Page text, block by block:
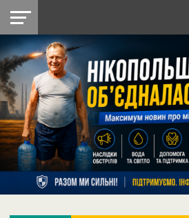
НІКОПОЛЬ
РАЙОН
СІЧЕСЛАВСЬКА
УКРАЇНА
РЕТРО
НІКОПОЛЬ
ЛАЙТ
УКРАЇНА
ДОПОМОГА
РАДІО